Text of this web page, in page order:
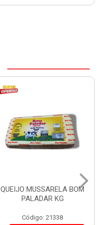
QUEIJO MUSSARELA BOM
PALADAR KG
Código: 21338